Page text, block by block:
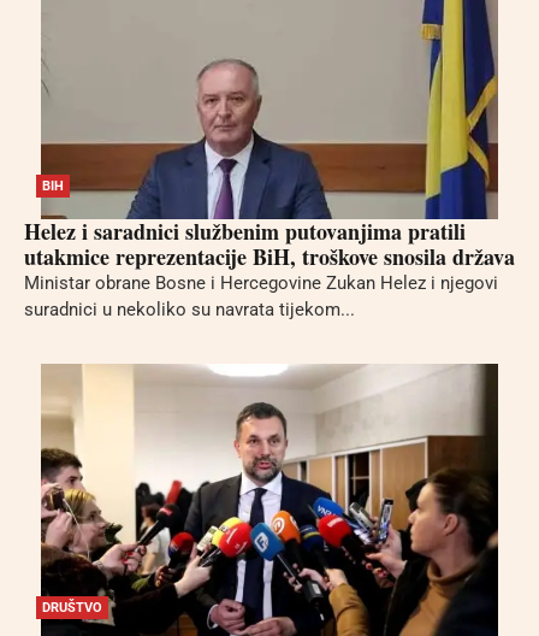
BIH
Helez i saradnici službenim putovanjima pratili
utakmice reprezentacije BiH, troškove snosila država
Ministar obrane Bosne i Hercegovine Zukan Helez i njegovi
suradnici u nekoliko su navrata tijekom...
DRUŠTVO